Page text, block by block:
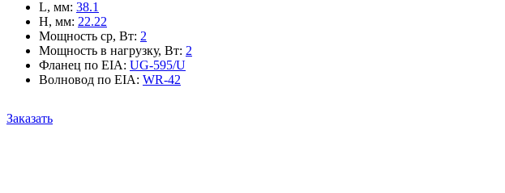
L, мм: 38.1
H, мм: 22.22
Мощность ср, Вт: 2
Мощность в нагрузку, Вт: 2
Фланец по EIA: UG-595/U
Волновод по EIA: WR-42
Заказать